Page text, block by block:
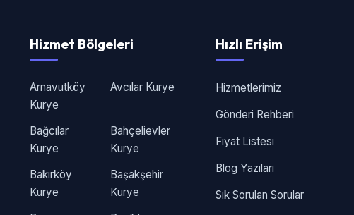
Hizmet Bölgeleri
Arnavutköy
Kurye
Avcılar Kurye
Bağcılar
Kurye
Bahçelievler
Kurye
Bakırköy
Kurye
Başakşehir
Kurye
Hızlı Erişim
Hizmetlerimiz
Gönderi Rehberi
Fiyat Listesi
Blog Yazıları
Sık Sorulan Sorular